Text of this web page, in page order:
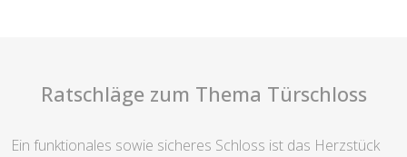
Ratschläge zum Thema Türschloss
Ein funktionales sowie sicheres Schloss ist das Herzstück